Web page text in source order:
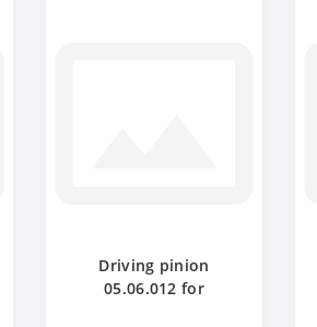
Driving pinion
05.06.012 for